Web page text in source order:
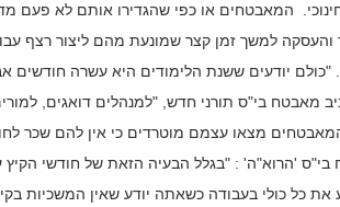
המאבטחים או כפי שהגדירו אותם לא פעם
והעסקה למשך זמן קצר שמונעת מהם ליצור רצף
יודעים ששנת הלימודים היא עשרה חודשים
מאבטח בי"ס תורני חדש, "למנהלים דואגים,
מצאו עצמם מוטרדים כי אין להם שכר
'הרוא"ה' : "בגלל הבעיה הזאת של חודשי
כל כולי בעבודה כשאתה יודע שאין המשכיות